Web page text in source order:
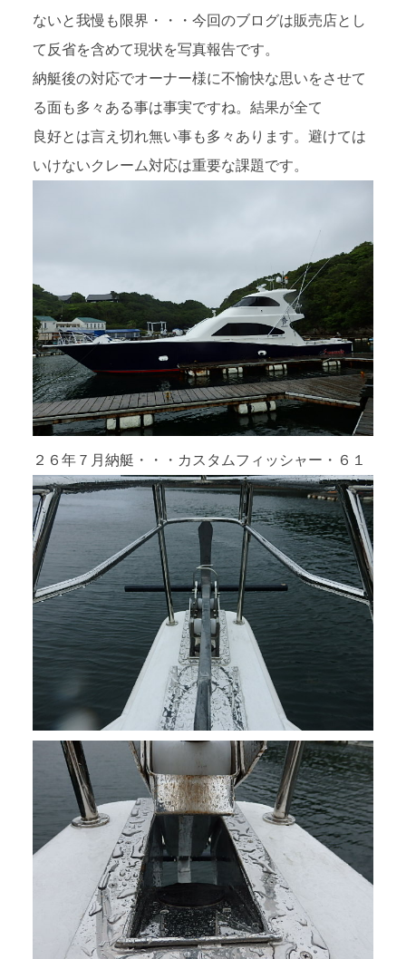
ないと我慢も限界・・・今回のブログは販売店とし
て反省を含めて現状を写真報告です。
納艇後の対応でオーナー様に不愉快な思いをさせて
る面も多々ある事は事実ですね。結果が全て
良好とは言え切れ無い事も多々あります。避けては
いけないクレーム対応は重要な課題です。
２６年７月納艇・・・カスタムフィッシャー・６１